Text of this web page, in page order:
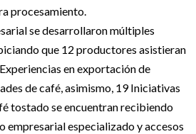
procesamiento.
se desarrollaron múltiples
que 12 productores asistieran
en exportación de
de café, asimismo, 19 Iniciativas
tostado se encuentran recibiendo
empresarial especializado y accesos